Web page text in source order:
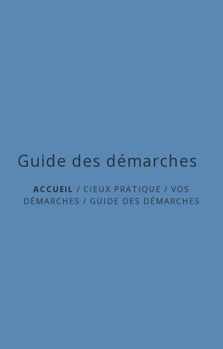
Guide des démarches
ACCUEIL / CIEUX PRATIQUE / VOS
DÉMARCHES / GUIDE DES DÉMARCHES